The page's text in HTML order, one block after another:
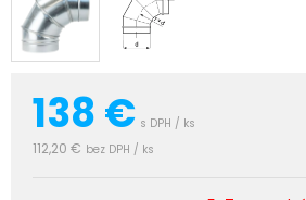
138€ s DPH / ks
112,20 € bez DPH / ks